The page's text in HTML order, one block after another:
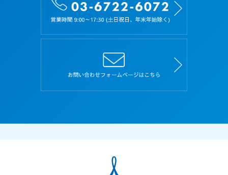
により当該個人を識別できるものを含みます）を
いいます。
第３条（規約の遵守）
１．応募者は、本規約を理解し、その内容にすべ
て同意した上で、本サイトを利用するものとし、
また、本規約を遵守しなければなりません。
したものとみなします。
は、当社がその都度定めます。当社が別途定める
利用条件、規約、遵守事項なども本規約と同一の